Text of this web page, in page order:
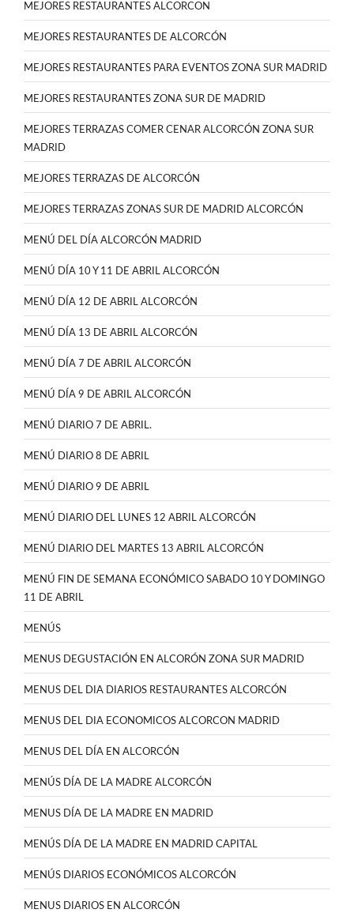
MEJORES RESTAURANTES ALCORCON
MEJORES RESTAURANTES DE ALCORCÓN
MEJORES RESTAURANTES PARA EVENTOS ZONA SUR MADRID
MEJORES RESTAURANTES ZONA SUR DE MADRID
MEJORES TERRAZAS COMER CENAR ALCORCÓN ZONA SUR
MADRID
MEJORES TERRAZAS DE ALCORCÓN
MEJORES TERRAZAS ZONAS SUR DE MADRID ALCORCÓN
MENÚ DEL DÍA ALCORCÓN MADRID
MENÚ DÍA 10 Y 11 DE ABRIL ALCORCÓN
MENÚ DÍA 12 DE ABRIL ALCORCÓN
MENÚ DÍA 13 DE ABRIL ALCORCÓN
MENÚ DÍA 7 DE ABRIL ALCORCÓN
MENÚ DÍA 9 DE ABRIL ALCORCÓN
MENÚ DIARIO 7 DE ABRIL.
MENÚ DIARIO 8 DE ABRIL
MENÚ DIARIO 9 DE ABRIL
MENÚ DIARIO DEL LUNES 12 ABRIL ALCORCÓN
MENÚ DIARIO DEL MARTES 13 ABRIL ALCORCÓN
MENÚ FIN DE SEMANA ECONÓMICO SABADO 10 Y DOMINGO
11 DE ABRIL
MENÚS
MENUS DEGUSTACIÓN EN ALCORÓN ZONA SUR MADRID
MENUS DEL DIA DIARIOS RESTAURANTES ALCORCÓN
MENUS DEL DIA ECONOMICOS ALCORCON MADRID
MENUS DEL DÍA EN ALCORCÓN
MENÚS DÍA DE LA MADRE ALCORCÓN
MENUS DÍA DE LA MADRE EN MADRID
MENÚS DÍA DE LA MADRE EN MADRID CAPITAL
MENÚS DIARIOS ECONÓMICOS ALCORCÓN
MENUS DIARIOS EN ALCORCÓN